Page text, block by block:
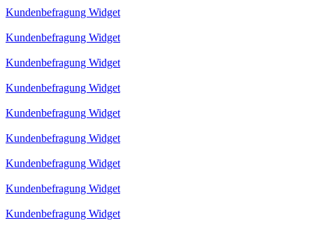
Kundenbefragung Widget
Kundenbefragung Widget
Kundenbefragung Widget
Kundenbefragung Widget
Kundenbefragung Widget
Kundenbefragung Widget
Kundenbefragung Widget
Kundenbefragung Widget
Kundenbefragung Widget